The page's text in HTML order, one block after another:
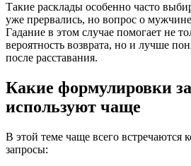
Такие расклады особенно часто
уже прервались, но вопрос о
Гадание в этом случае помогает не
вероятность возврата, но и лучше
после расставания.
Какие формулировки
используют чаще
В этой теме чаще всего встречаются
запросы: